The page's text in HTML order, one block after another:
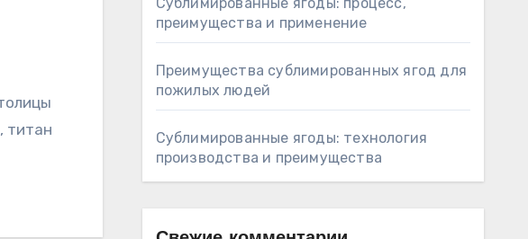
титан
преимущества и применение
Преимущества сублимированных ягод для
пожилых людей
Сублимированные ягоды: технология
производства и преимущества